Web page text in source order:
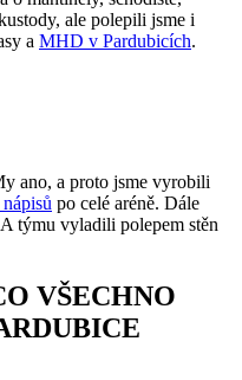
ale polepili jsme i
a MHD v Pardubicích.
ano, a proto jsme vyrobili
po celé aréně. Dále
týmu vyladili polepem stěn
VŠECHNO